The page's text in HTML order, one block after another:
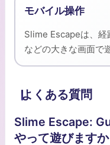
モバイル操作
Slime Escapeは、経
などの大きな画面で
よくある質問
Slime Escape:
やって遊びますか